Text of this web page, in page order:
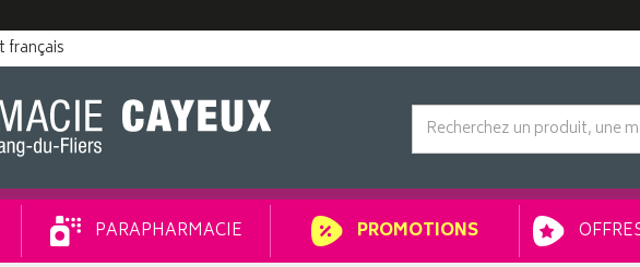
français
PARAPHARMACIE PROMOTIONS